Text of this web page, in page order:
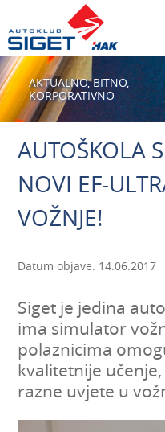
AKTUALNO,BITNO,
KORPORATIVNO
AUTOŠKOLA
NOVI EF-
VOŽNJE!
Datum objave: 14.06.2017
Siget je jedina
ima simulator
polaznicima
kvalitetnije
razne uvjete u